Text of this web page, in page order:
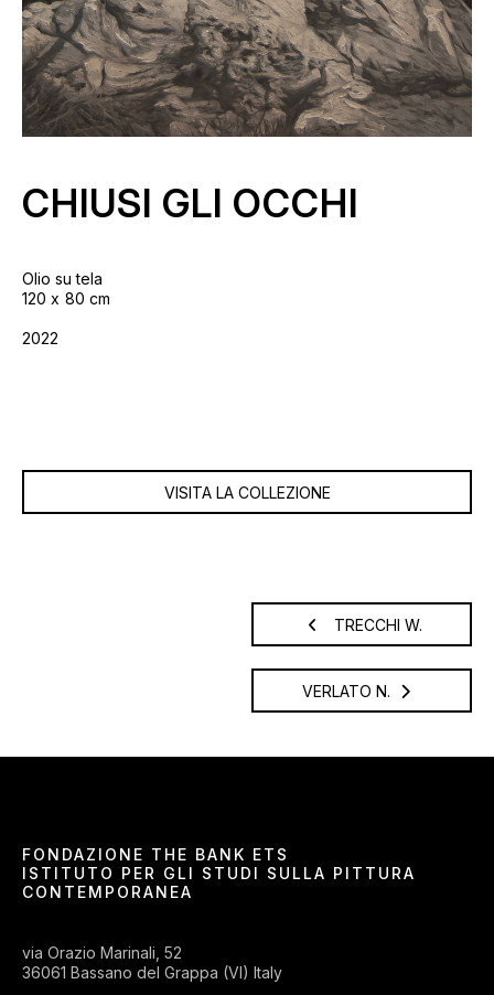
CHIUSI GLI OCCHI
Olio su tela
120
80 cm
2022
VISITA LA COLLEZIONE
TRECCHI W.
VERLATO N.
FONDAZIONE THE BANK ETS
ISTITUTO PER GLI STUDI SULLA PITTURA
CONTEMPORANEA
via Orazio Marinali, 52
36061 Bassano del Grappa (VI) Italy